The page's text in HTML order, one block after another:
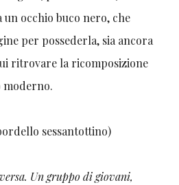
occhio buco nero, che
per possederla, sia ancora
ritrovare la ricomposizione
moderno.
sessantottino)
Un gruppo di giovani,